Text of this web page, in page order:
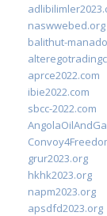
naswwebed.org
balithut-
aprce2022.com
ibie2022.com
sbcc-2022.com
grur2023.org
hkhk2023.org
napm2023.org
apsdfd2023.org